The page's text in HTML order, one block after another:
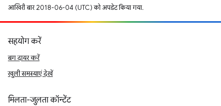
आखिरी बार 2018-06-04 (UTC) को अपडेट किया गया.
सहयोग करें
बग दायर करें
खुली समस्याएं देखें
मिलता-जुलता कॉन्टेंट